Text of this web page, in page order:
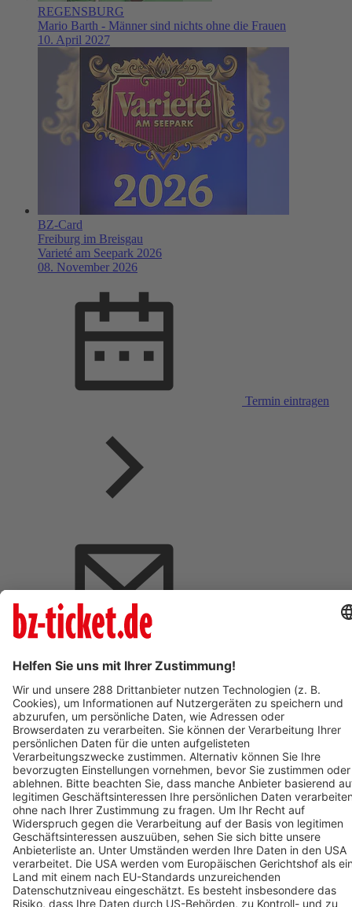
REGENSBURG
Mario Barth - Männer sind nichts ohne die Frauen
10. April 2027
BZ-Card
Freiburg im Breisgau
Varieté am Seepark 2026
08. November 2026
Termin eintragen
Verkaufsstellen vor